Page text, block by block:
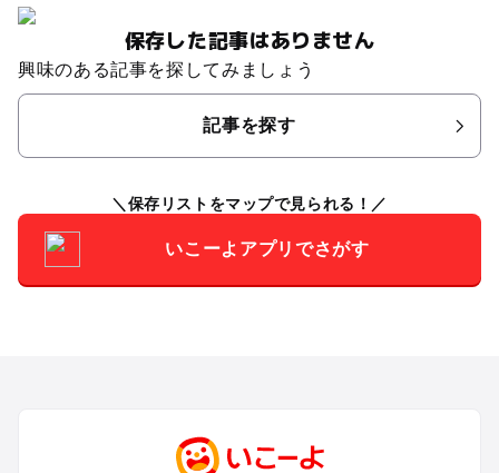
保存した記事はありません
興味のある記事を探してみましょう
記事を探す
保存リストをマップで見られる！
いこーよアプリでさがす